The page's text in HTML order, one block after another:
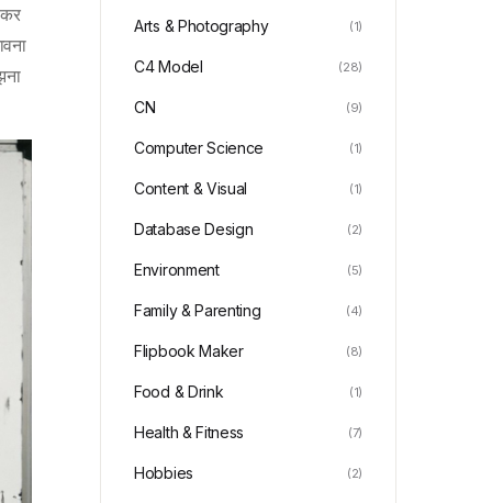
Arts & Photography (1)
C4 Model (28)
CN (9)
Computer Science (1)
Content & Visual (1)
Database Design (2)
Environment (5)
Family & Parenting (4)
Flipbook Maker (8)
Food & Drink (1)
Health & Fitness (7)
Hobbies (2)